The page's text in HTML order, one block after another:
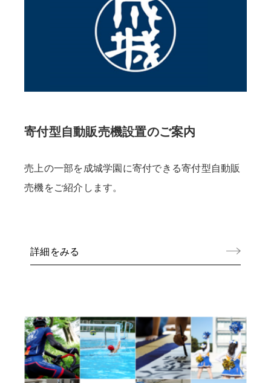
寄付型自動販売機設置のご案内
売上の一部を成城学園に寄付できる寄付型自動販
売機をご紹介します。
詳細をみる